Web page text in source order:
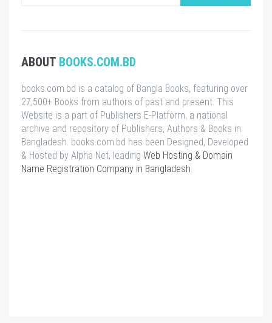
ABOUT BOOKS.COM.BD
books.com.bd is a catalog of Bangla Books, featuring over
27,500+ Books from authors of past and present. This
Website is a part of Publishers E-Platform, a national
archive and repository of Publishers, Authors & Books in
Bangladesh. books.com.bd has been Designed, Developed
& Hosted by Alpha Net, leading Web Hosting & Domain
Name Registration Company in Bangladesh.